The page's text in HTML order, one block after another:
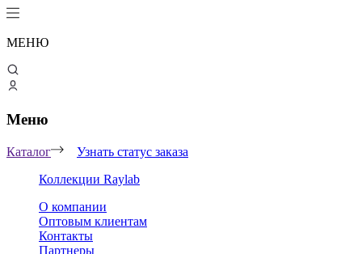
МЕНЮ
Меню
Каталог
Узнать статус заказа
Коллекции Raylab
О компании
Оптовым клиентам
Контакты
Партнеры